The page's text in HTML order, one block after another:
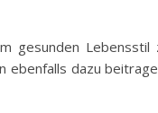
gesunden
ebenfalls dazu